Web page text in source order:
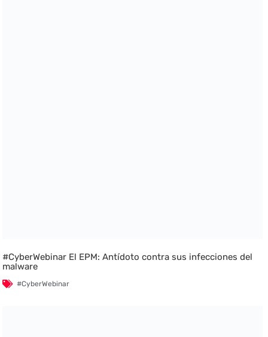
#CyberWebinar El EPM: Antídoto contra sus infecciones del
malware
#CyberWebinar